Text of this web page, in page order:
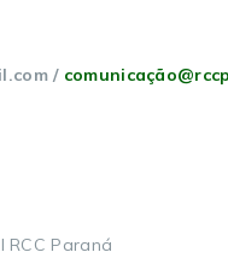
/
RCC Paraná